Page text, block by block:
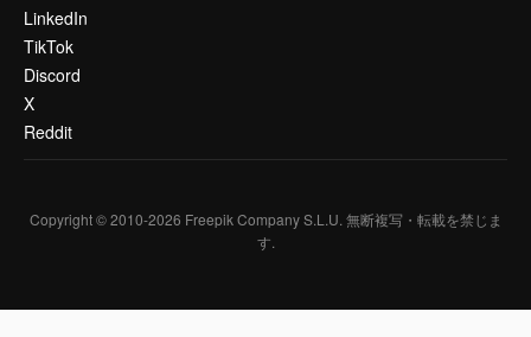
LinkedIn
TikTok
Discord
X
Reddit
Copyright © 2010-2026 Freepik Company S.L.U. 無断複写・転載を禁じま
す.